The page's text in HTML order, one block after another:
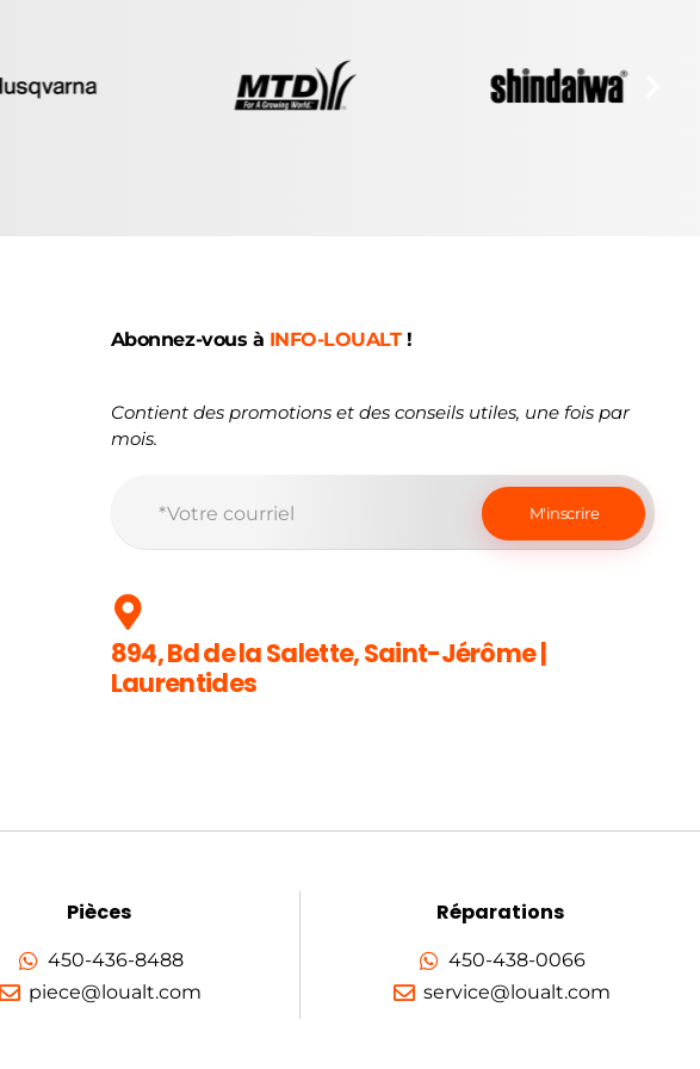
Abonnez-vous à INFO-LOUALT !
Contient des promotions et des conseils utiles, une fois par
mois.
894, Bd de la Salette, Saint-Jérôme |
Laurentides
Pièces
450-436-8488
piece@loualt.com
Réparations
450-438-0066
service@loualt.com